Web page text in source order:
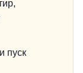
пуск